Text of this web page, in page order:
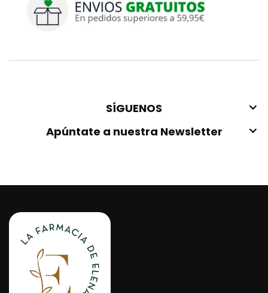
SÍGUENOS
Apúntate a nuestra Newsletter